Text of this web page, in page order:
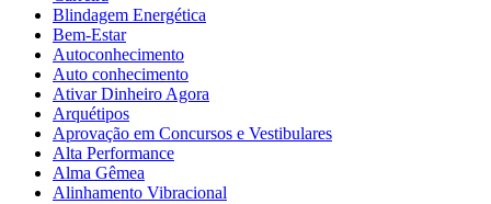
Blindagem Energética
Bem-Estar
Autoconhecimento
Auto conhecimento
Ativar Dinheiro Agora
Arquétipos
Aprovação em Concursos e Vestibulares
Alta Performance
Alma Gêmea
Alinhamento Vibracional